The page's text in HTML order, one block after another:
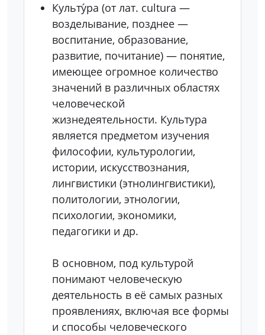
Культу́ра (от лат. cultura —
возделывание, позднее —
воспитание, образование,
развитие, почитание) — понятие,
имеющее огромное количество
значений в различных областях
человеческой
жизнедеятельности. Культура
является предметом изучения
философии, культурологии,
истории, искусствознания,
лингвистики (этнолингвистики),
политологии, этнологии,
психологии, экономики,
педагогики и др.
В основном, под культурой
понимают человеческую
деятельность в её самых разных
проявлениях, включая все формы
и способы человеческого